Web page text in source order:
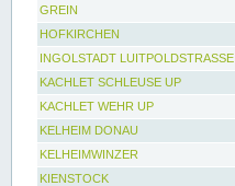
GREIN
HOFKIRCHEN
INGOLSTADT LUITPOLDSTRASSE
KACHLET SCHLEUSE UP
KACHLET WEHR UP
KELHEIM DONAU
KELHEIMWINZER
KIENSTOCK